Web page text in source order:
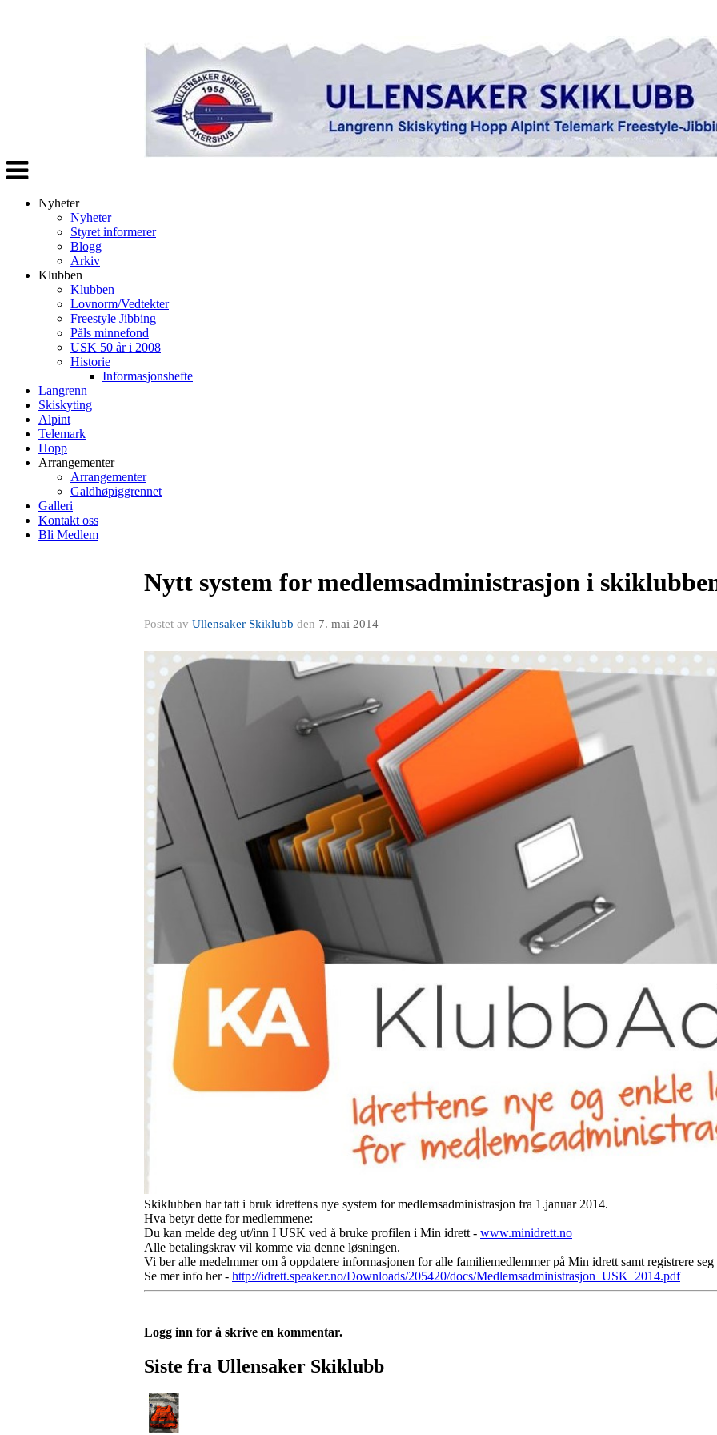
Veksle
navigasjon
Nyheter
Nyheter
Styret informerer
Blogg
Arkiv
Klubben
Klubben
Lovnorm/Vedtekter
Freestyle Jibbing
Påls minnefond
USK 50 år i 2008
Historie
Informasjonshefte
Langrenn
Skiskyting
Alpint
Telemark
Hopp
Arrangementer
Arrangementer
Galdhøpiggrennet
Galleri
Kontakt oss
Bli Medlem
Nytt system for medlemsadministrasjon i
Postet av Ullensaker Skiklubb den 7. mai 2014
Skiklubben har tatt i bruk idrettens nye system for medlemsadministrasjon fra 1.januar 2014.
Hva betyr dette for medlemmene:
Du kan melde deg ut/inn I USK ved å bruke profilen i Min idrett - www.minidrett.no
Alle betalingskrav vil komme via denne løsningen.
Vi ber alle medelmmer om å oppdatere informasjonen for alle familiemedlemmer på Min idrett samt registrere
Se mer info her - http://idrett.speaker.no/Downloads/205420/docs/Medlemsadministrasjon_USK_2014.pdf
Logg inn for å skrive en kommentar.
Siste fra Ullensaker Skiklubb